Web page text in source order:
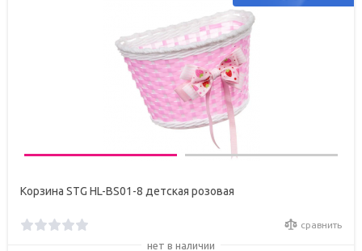
Корзина STG HL-BS01-8 детская розовая
сравнить
нет в наличии